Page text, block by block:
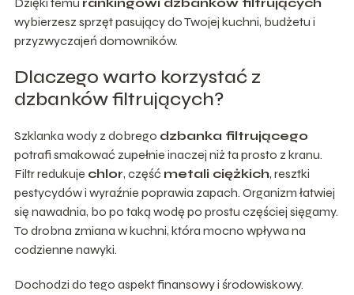
wybierzesz sprzęt pasujący do Twojej kuchni, budżetu i
przyzwyczajeń domowników.
Dlaczego warto korzystać z
dzbanków filtrujących?
Szklanka wody z dobrego dzbanka filtrującego
potrafi smakować zupełnie inaczej niż ta prosto z kranu.
Filtr redukuje chlor, część metali ciężkich, resztki
pestycydów i wyraźnie poprawia zapach. Organizm łatwiej
się nawadnia, bo po taką wodę po prostu częściej sięgamy.
To drobna zmiana w kuchni, która mocno wpływa na
codzienne nawyki.
Dochodzi do tego aspekt finansowy i środowiskowy.